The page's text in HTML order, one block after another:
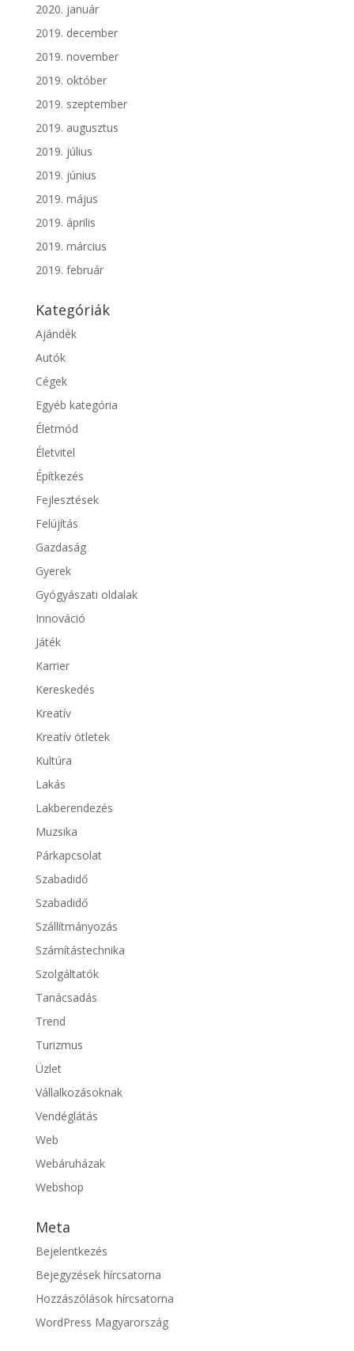
2020. január
2019. december
2019. november
2019. október
2019. szeptember
2019. augusztus
2019. július
2019. június
2019. május
2019. április
2019. március
2019. február
Kategóriák
Ajándék
Autók
Cégek
Egyéb kategória
Életmód
Életvitel
Építkezés
Fejlesztések
Felújítás
Gazdaság
Gyerek
Gyógyászati oldalak
Innováció
Játék
Karrier
Kereskedés
Kreatív
Kreatív ötletek
Kultúra
Lakás
Lakberendezés
Muzsika
Párkapcsolat
Szabadidő
Szabadidő
Szállítmányozás
Számítástechnika
Szolgáltatók
Tanácsadás
Trend
Turizmus
Üzlet
Vállalkozásoknak
Vendéglátás
Web
Webáruházak
Webshop
Meta
Bejelentkezés
Bejegyzések hírcsatorna
Hozzászólások hírcsatorna
WordPress Magyarország